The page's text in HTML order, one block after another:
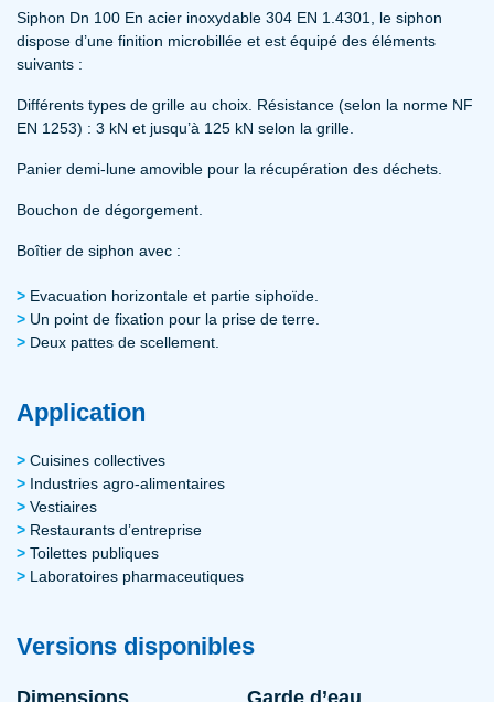
Siphon Dn 100 En acier inoxydable 304 EN 1.4301, le siphon
dispose d’une finition microbillée et est équipé des éléments
suivants :
Différents types de grille au choix. Résistance (selon la norme NF
EN 1253) : 3 kN et jusqu’à 125 kN selon la grille.
Panier demi-lune amovible pour la récupération des déchets.
Bouchon de dégorgement.
Boîtier de siphon avec :
Evacuation horizontale et partie siphoïde.
Un point de fixation pour la prise de terre.
Deux pattes de scellement.
Application
Cuisines collectives
Industries agro-alimentaires
Vestiaires
Restaurants d’entreprise
Toilettes publiques
Laboratoires pharmaceutiques
Versions disponibles
Dimensions Garde d’eau